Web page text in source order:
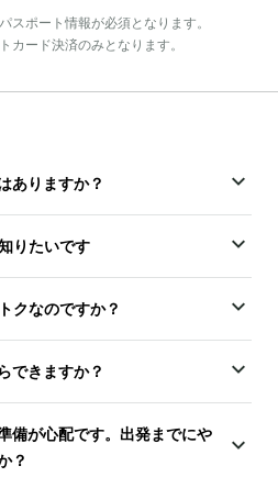
ポート情報が必須となります。
ード決済のみとなります。
ありますか？
りたいです
クなのですか？
できますか？
備が心配です。出発までにや
？